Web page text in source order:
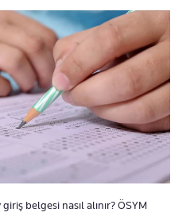
belgesi nasıl alınır? ÖSYM